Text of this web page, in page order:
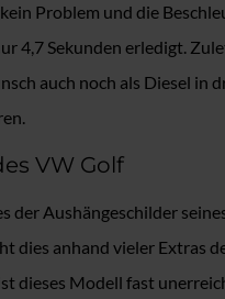
Problem und die
4,7 Sekunden erledigt.
auch noch als Diesel in
VW Golf
der Aushängeschilder
dies anhand vieler Extras
dieses Modell fast